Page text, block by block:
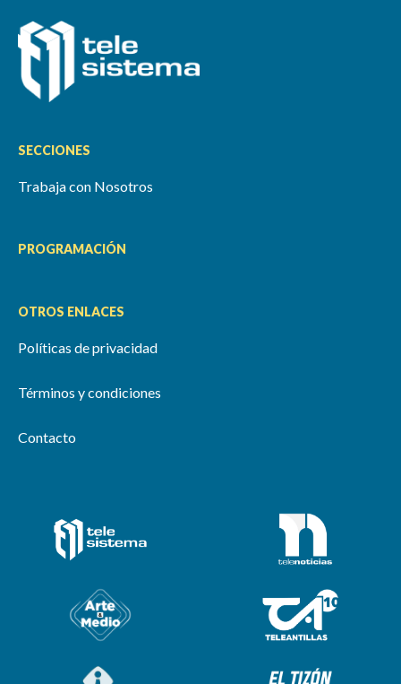
SECCIONES
Trabaja con Nosotros
PROGRAMACIÓN
OTROS ENLACES
Políticas de privacidad
Términos y condiciones
Contacto